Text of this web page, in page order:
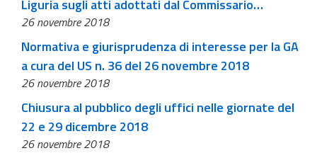
Liguria sugli atti adottati dal Commissario
straordinario per la ricostruzione del ponte di
Genova
26 novembre 2018
Normativa e giurisprudenza di interesse per la GA
a cura del US n. 36 del 26 novembre 2018
26 novembre 2018
Chiusura al pubblico degli uffici nelle giornate del
22 e 29 dicembre 2018
26 novembre 2018